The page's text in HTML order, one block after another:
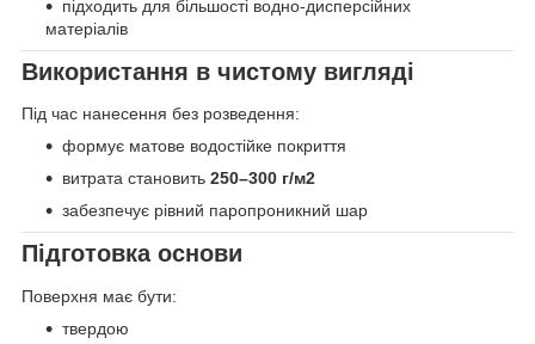
підходить для більшості водно-дисперсійних
матеріалів
Використання в чистому вигляді
Під час нанесення без розведення:
формує матове водостійке покриття
витрата становить 250–300 г/м2
забезпечує рівний паропроникний шар
Підготовка основи
Поверхня має бути:
твердою